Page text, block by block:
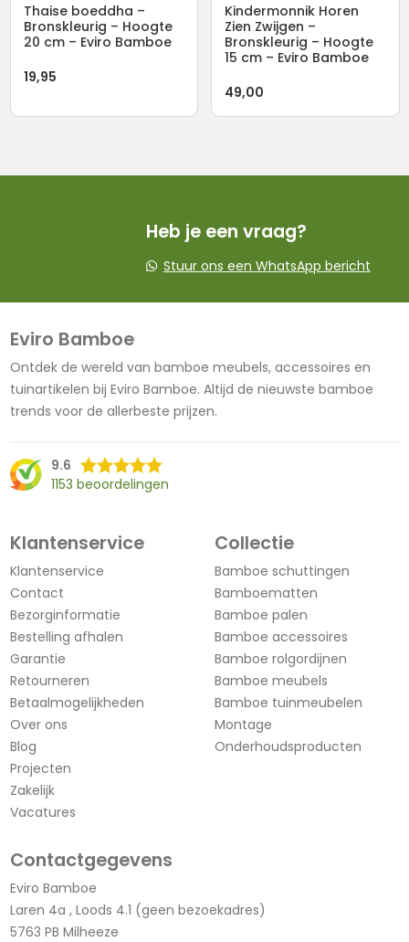
Thaise boeddha –
Bronskleurig – Hoogte
20 cm – Eviro Bamboe
19,95
Kindermonnik Horen
Zien Zwijgen –
Bronskleurig – Hoogte
15 cm – Eviro Bamboe
49,00
Heb je een vraag?
Stuur ons een WhatsApp bericht
Eviro Bamboe
Ontdek de wereld van bamboe meubels, accessoires en
tuinartikelen bij Eviro Bamboe. Altijd de nieuwste bamboe
trends voor de allerbeste prijzen.
9.6
1153 beoordelingen
Klantenservice
Klantenservice
Contact
Bezorginformatie
Bestelling afhalen
Garantie
Retourneren
Betaalmogelijkheden
Over ons
Blog
Projecten
Zakelijk
Vacatures
Collectie
Bamboe schuttingen
Bamboematten
Bamboe palen
Bamboe accessoires
Bamboe rolgordijnen
Bamboe meubels
Bamboe tuinmeubelen
Montage
Onderhoudsproducten
Contactgegevens
Eviro Bamboe
Laren 4a , Loods 4.1 (geen bezoekadres)
5763 PB Milheeze